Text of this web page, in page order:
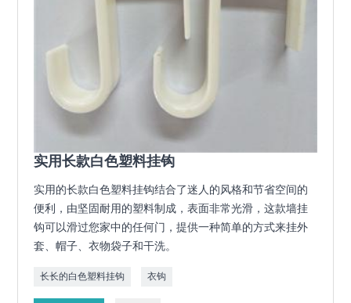
实用长款白色塑料挂钩
实用的长款白色塑料挂钩结合了迷人的风格和节省空间的
便利，由坚固耐用的塑料制成，表面非常光滑，这款墙挂
钩可以滑过您家中的任何门，提供一种简单的方式来挂外
套、帽子、衣物袋子和干洗。
长长的白色塑料挂钩 衣钩